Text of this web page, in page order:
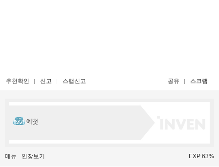
추천확인 신고 스팸신고 공유 스크랩
예뻣
메뉴 인장보기 EXP 63%